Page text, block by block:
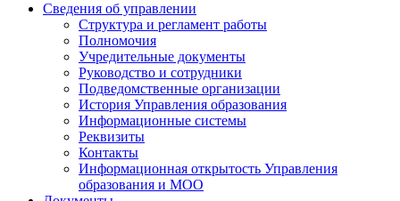
Сведения об управлении
Структура и регламент работы
Полномочия
Учредительные документы
Руководство и сотрудники
Подведомственные организации
История Управления образования
Информационные системы
Реквизиты
Контакты
Информационная открытость Управления
образования и МОО